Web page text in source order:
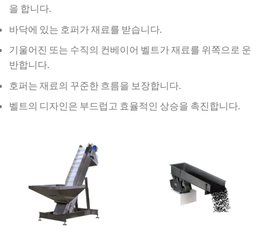
을 합니다.
바닥에 있는 호퍼가 재료를 받습니다.
기울어진 또는 수직의 컨베이어 벨트가 재료를 위쪽으로 운
반합니다.
호퍼는 재료의 꾸준한 흐름을 보장합니다.
벨트의 디자인은 부드럽고 효율적인 상승을 촉진합니다.